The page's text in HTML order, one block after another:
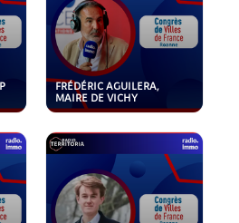
FRÉDÉRIC AGUILERA,
MAIRE DE VICHY